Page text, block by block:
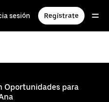
sesión Regístrate
Oportunidades para